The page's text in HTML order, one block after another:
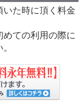
た時に頂く料金
ての利用の際に